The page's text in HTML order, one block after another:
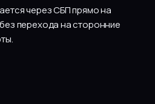
через СБП прямо на
перехода на сторонние